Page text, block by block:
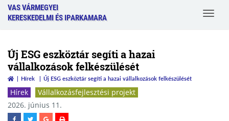
VAS VÁRMEGYEI
KERESKEDELMI ÉS IPARKAMARA
Toggle
Új ESG eszköztár segíti a hazai
vállalkozások felkészülését
Hírek Új ESG eszköztár segíti a hazai vállalkozások felkészülését
Hírek
Vállalkozásfejlesztési projekt
2026. június 11.